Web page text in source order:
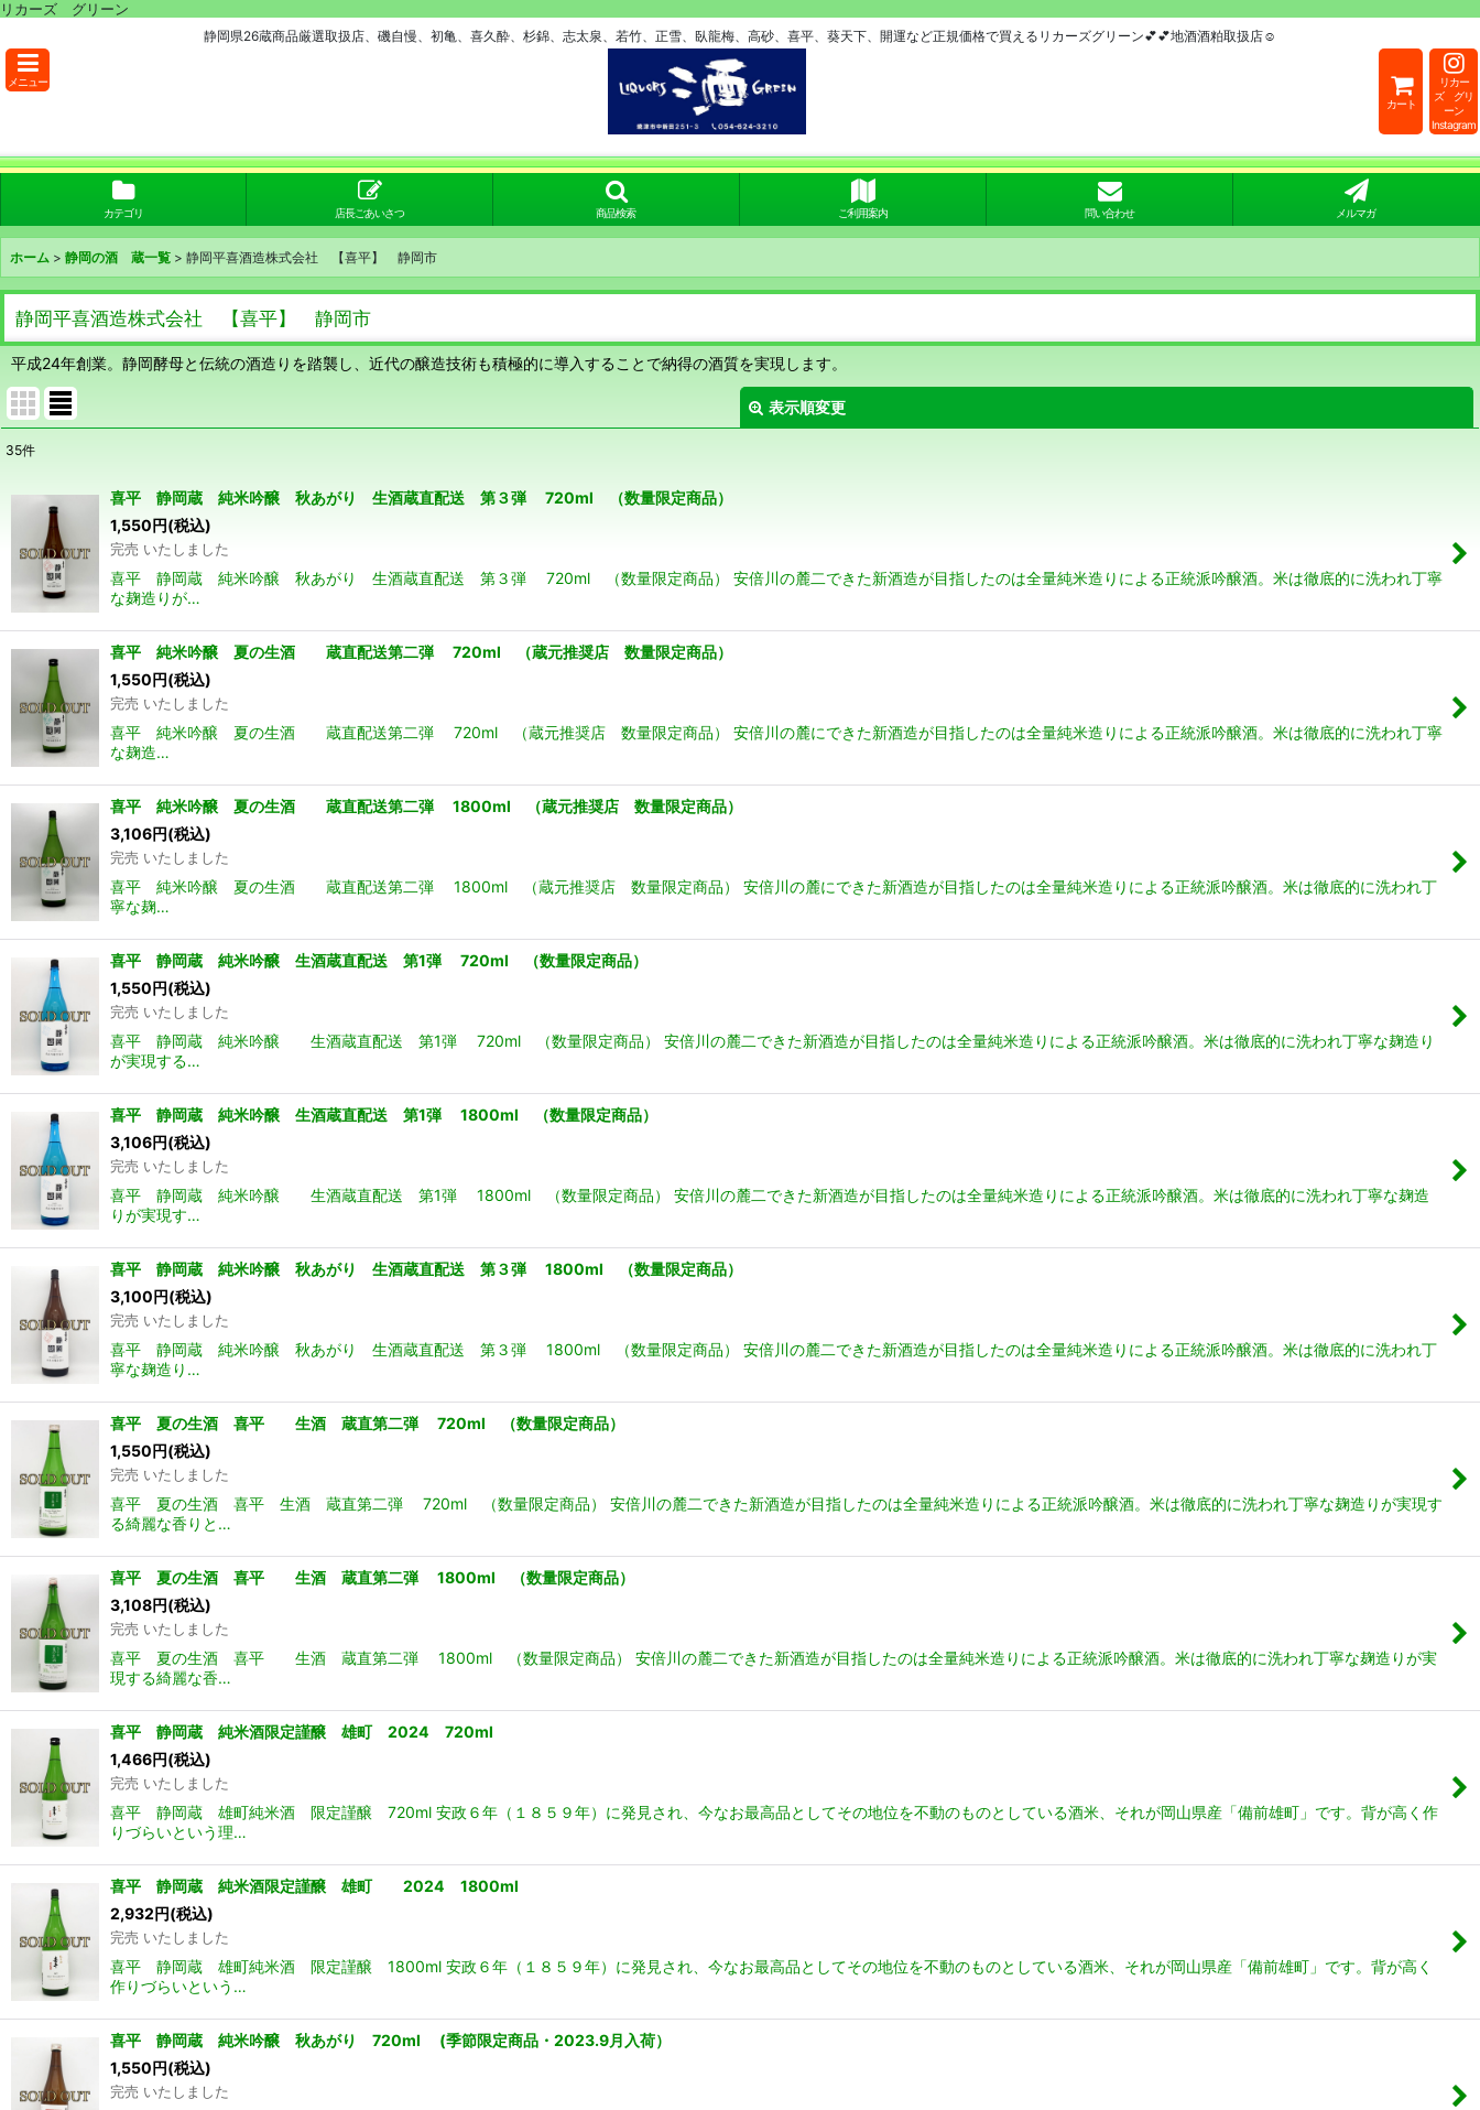
リカーズ グリーン
静岡県26蔵商品厳選取扱店、磯自慢、初亀、喜久酔、杉錦、志太泉、若竹、正雪、臥龍梅、高砂、喜平、葵天下、開運など正規価格で買えるリカーズグリーン💕💕地酒酒粕取扱店☺
メニュー
カート
リカー
ズ グリ
ーン
Instagram
カテゴリ 店長ごあいさつ 商品検索 ご利用案内 問い合わせ メルマガ
ホーム > 静岡の酒 蔵一覧 > 静岡平喜酒造株式会社 【喜平】 静岡市
静岡平喜酒造株式会社 【喜平】 静岡市
平成24年創業。静岡酵母と伝統の酒造りを踏襲し、近代の醸造技術も積極的に導入することで納得の酒質を実現します。
表示順変更
並び順
絞り込む
35件
喜平 静岡蔵 純米吟醸 秋あがり 生酒蔵直配送 第３弾 720ml （数量限定商品）
1,550円(税込)
完売 いたしました
喜平 静岡蔵 純米吟醸 秋あがり 生酒蔵直配送 第３弾 720ml （数量限定商品） 安倍川の麓二できた新酒造が目指したのは全量純米造りによる正統派吟醸酒。米は徹底的に洗われ丁寧
な麹造りが…
喜平 純米吟醸 夏の生酒 蔵直配送第二弾 720ml （蔵元推奨店 数量限定商品）
1,550円(税込)
完売 いたしました
喜平 純米吟醸 夏の生酒 蔵直配送第二弾 720ml （蔵元推奨店 数量限定商品） 安倍川の麓にできた新酒造が目指したのは全量純米造りによる正統派吟醸酒。米は徹底的に洗われ丁寧
な麹造…
喜平 純米吟醸 夏の生酒 蔵直配送第二弾 1800ml （蔵元推奨店 数量限定商品）
3,106円(税込)
完売 いたしました
喜平 純米吟醸 夏の生酒 蔵直配送第二弾 1800ml （蔵元推奨店 数量限定商品） 安倍川の麓にできた新酒造が目指したのは全量純米造りによる正統派吟醸酒。米は徹底的に洗われ丁
寧な麹…
喜平 静岡蔵 純米吟醸 生酒蔵直配送 第1弾 720ml （数量限定商品）
1,550円(税込)
完売 いたしました
喜平 静岡蔵 純米吟醸 生酒蔵直配送 第1弾 720ml （数量限定商品） 安倍川の麓二できた新酒造が目指したのは全量純米造りによる正統派吟醸酒。米は徹底的に洗われ丁寧な麹造り
が実現する…
喜平 静岡蔵 純米吟醸 生酒蔵直配送 第1弾 1800ml （数量限定商品）
3,106円(税込)
完売 いたしました
喜平 静岡蔵 純米吟醸 生酒蔵直配送 第1弾 1800ml （数量限定商品） 安倍川の麓二できた新酒造が目指したのは全量純米造りによる正統派吟醸酒。米は徹底的に洗われ丁寧な麹造
りが実現す…
喜平 静岡蔵 純米吟醸 秋あがり 生酒蔵直配送 第３弾 1800ml （数量限定商品）
3,100円(税込)
完売 いたしました
喜平 静岡蔵 純米吟醸 秋あがり 生酒蔵直配送 第３弾 1800ml （数量限定商品） 安倍川の麓二できた新酒造が目指したのは全量純米造りによる正統派吟醸酒。米は徹底的に洗われ丁
寧な麹造り…
喜平 夏の生酒 喜平 生酒 蔵直第二弾 720ml （数量限定商品）
1,550円(税込)
完売 いたしました
喜平 夏の生酒 喜平 生酒 蔵直第二弾 720ml （数量限定商品） 安倍川の麓二できた新酒造が目指したのは全量純米造りによる正統派吟醸酒。米は徹底的に洗われ丁寧な麹造りが実現す
る綺麗な香りと…
喜平 夏の生酒 喜平 生酒 蔵直第二弾 1800ml （数量限定商品）
3,108円(税込)
完売 いたしました
喜平 夏の生酒 喜平 生酒 蔵直第二弾 1800ml （数量限定商品） 安倍川の麓二できた新酒造が目指したのは全量純米造りによる正統派吟醸酒。米は徹底的に洗われ丁寧な麹造りが実
現する綺麗な香…
喜平 静岡蔵 純米酒限定謹醸 雄町 2024 720ml
1,466円(税込)
完売 いたしました
喜平 静岡蔵 雄町純米酒 限定謹醸 720ml 安政６年（１８５９年）に発見され、今なお最高品としてその地位を不動のものとしている酒米、それが岡山県産「備前雄町」です。背が高く作
りづらいという理…
喜平 静岡蔵 純米酒限定謹醸 雄町 2024 1800ml
2,932円(税込)
完売 いたしました
喜平 静岡蔵 雄町純米酒 限定謹醸 1800ml 安政６年（１８５９年）に発見され、今なお最高品としてその地位を不動のものとしている酒米、それが岡山県産「備前雄町」です。背が高く
作りづらいという…
喜平 静岡蔵 純米吟醸 秋あがり 720ml (季節限定商品・2023.9月入荷）
1,550円(税込)
完売 いたしました